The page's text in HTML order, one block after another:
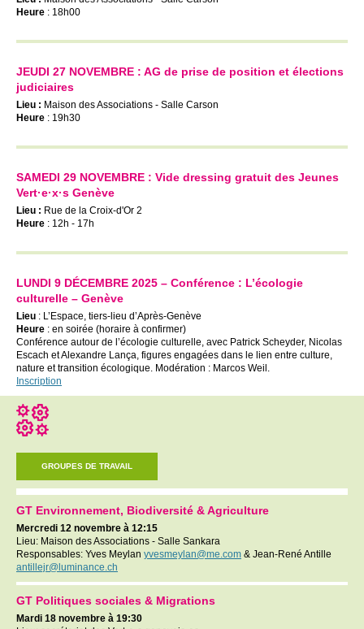
Heure : 18h00
JEUDI 27 NOVEMBRE : AG de prise de position et élections
judiciaires
Lieu : Maison des Associations - Salle Carson
Heure : 19h30
SAMEDI 29 NOVEMBRE : Vide dressing gratuit des Jeunes
Vert·e·x·s Genève
Lieu : Rue de la Croix-d'Or 2
Heure : 12h - 17h
LUNDI 9 DÉCEMBRE 2025 – Conférence : L’écologie
culturelle – Genève
Lieu : L’Espace, tiers-lieu d’Après-Genève
Heure : en soirée (horaire à confirmer)
Conférence autour de l’écologie culturelle, avec Patrick Scheyder, Nicolas
Escach et Alexandre Lança, figures engagées dans le lien entre culture,
nature et transition écologique. Modération : Marcos Weil.
Inscription
GROUPES DE TRAVAIL
GT Environnement, Biodiversité & Agriculture
Mercredi 12 novembre à 12:15
Lieu: Maison des Associations - Salle Sankara
Responsables: Yves Meylan yvesmeylan@me.com & Jean-René Antille
antillejr@luminance.ch
GT Politiques sociales & Migrations
Mardi 18 novembre à 19:30